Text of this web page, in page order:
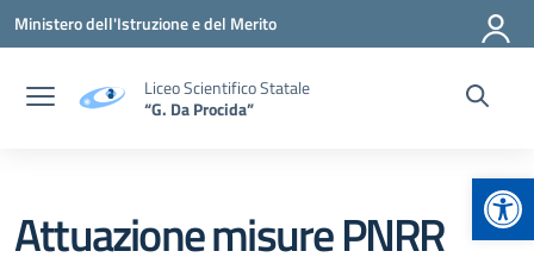
Vai ai contenuti
Vai al menu di navigazione
Vai al footer
Ministero dell'Istruzione e del Merito
Liceo Scientifico Statale
“G. Da Procida”
Attuazione misure PNRR